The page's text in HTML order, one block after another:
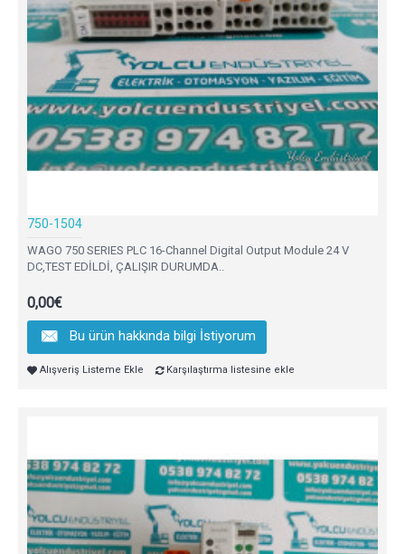
750-1504
WAGO 750 SERIES PLC 16-Channel Digital Output Module 24 V
DC,TEST EDİLDİ, ÇALIŞIR DURUMDA..
0,00€
Bu ürün hakkında bilgi İstiyorum
Alışveriş Listeme Ekle Karşılaştırma listesine ekle